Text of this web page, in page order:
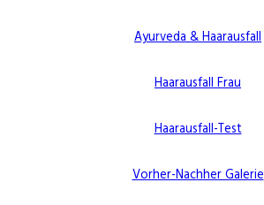
Ayurveda & Haarausfall
Haarausfall Frau
Haarausfall-Test
Vorher-Nachher Galerie